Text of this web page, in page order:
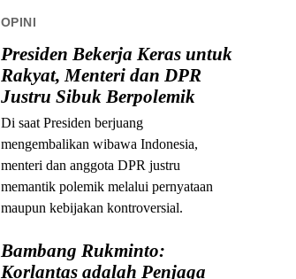
OPINI
Presiden Bekerja Keras untuk
Rakyat, Menteri dan DPR
Justru Sibuk Berpolemik
Di saat Presiden berjuang
mengembalikan wibawa Indonesia,
menteri dan anggota DPR justru
memantik polemik melalui pernyataan
maupun kebijakan kontroversial.
Bambang Rukminto:
Korlantas adalah Penjaga